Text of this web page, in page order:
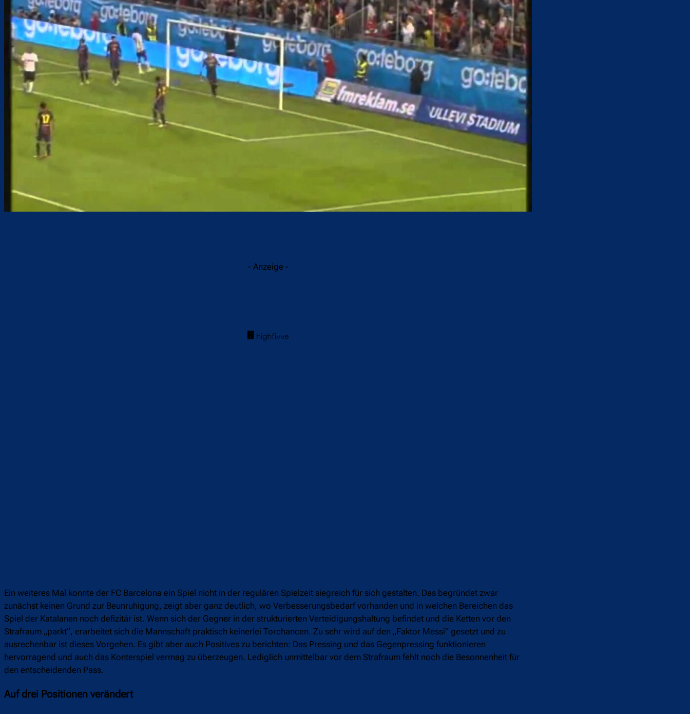
- Anzeige -
Ein weiteres Mal konnte der FC Barcelona ein Spiel nicht in der regulären Spielzeit siegreich für sich gestalten. Das begründet zwar
zunächst keinen Grund zur Beunruhigung, zeigt aber ganz deutlich, wo Verbesserungsbedarf vorhanden und in welchen Bereichen das
Spiel der Katalanen noch defizitär ist. Wenn sich der Gegner in der strukturierten Verteidigungshaltung befindet und die Ketten vor den
Strafraum „parkt“, erarbeitet sich die Mannschaft praktisch keinerlei Torchancen. Zu sehr wird auf den „Faktor Messi“ gesetzt und zu
ausrechenbar ist dieses Vorgehen. Es gibt aber auch Positives zu berichten: Das Pressing und das Gegenpressing funktionieren
hervorragend und auch das Konterspiel vermag zu überzeugen. Lediglich unmittelbar vor dem Strafraum fehlt noch die Besonnenheit für
den entscheidenden Pass.
Auf drei Positionen verändert